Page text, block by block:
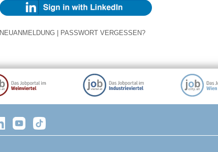
NEUANMELDUNG PASSWORT VERGESSEN?